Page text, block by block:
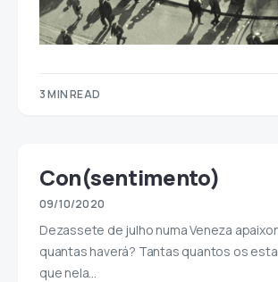
3 MIN READ
Con(sentimento)
09/10/2020
Dezassete de julho numa Veneza
quantas haverá? Tantas quantos os
que nela…